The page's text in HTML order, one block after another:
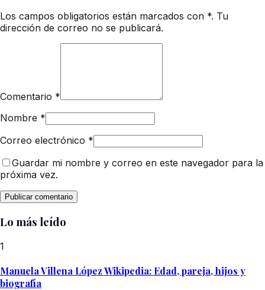
Los campos obligatorios están marcados con *. Tu
dirección de correo no se publicará.
Comentario *
Nombre *
Correo electrónico *
Guardar mi nombre y correo en este navegador para la
próxima vez.
Lo más leído
1
Manuela Villena López Wikipedia: Edad, pareja, hijos y
biografía